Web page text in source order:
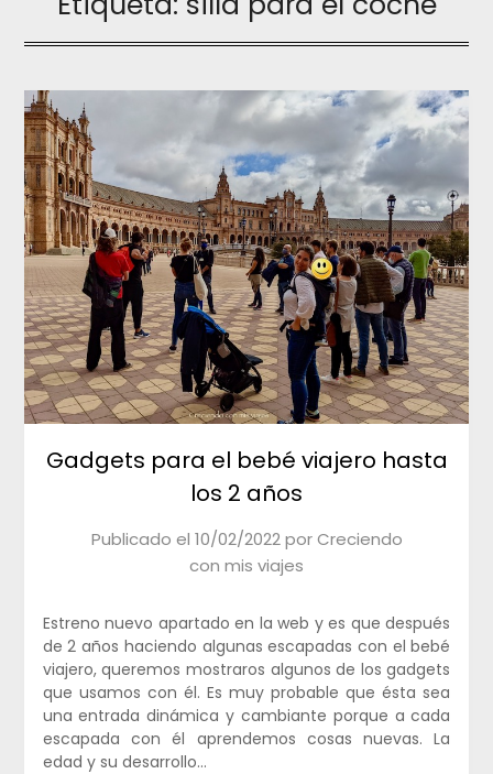
Gadgets para el bebé viajero hasta
los 2 años
Publicado el 10/02/2022porCreciendo
con mis viajes
Estreno nuevo apartado en la web y es que después
de 2 años haciendo algunas escapadas con el bebé
viajero, queremos mostraros algunos de los gadgets
que usamos con él. Es muy probable que ésta sea
una entrada dinámica y cambiante porque a cada
escapada con él aprendemos cosas nuevas. La
edad y su desarrollo…